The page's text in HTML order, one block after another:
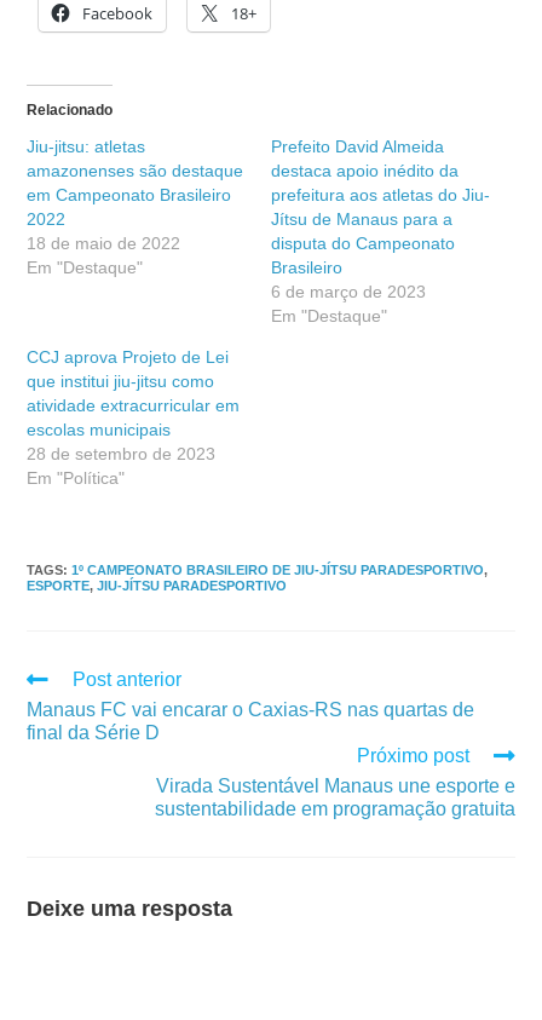
Facebook 18+
Relacionado
Jiu-jitsu: atletas
amazonenses são destaque
em Campeonato Brasileiro
2022
18 de maio de 2022
Em "Destaque"
Prefeito David Almeida
destaca apoio inédito da
prefeitura aos atletas do Jiu-
Jítsu de Manaus para a
disputa do Campeonato
Brasileiro
6 de março de 2023
Em "Destaque"
CCJ aprova Projeto de Lei
que institui jiu-jitsu como
atividade extracurricular em
escolas municipais
28 de setembro de 2023
Em "Política"
TAGS:1º CAMPEONATO BRASILEIRO DE JIU-JÍTSU PARADESPORTIVO,
ESPORTE, JIU-JÍTSU PARADESPORTIVO
Post anterior
Manaus FC vai encarar o Caxias-RS nas quartas de
final da Série D
Próximo post
Virada Sustentável Manaus une esporte e
sustentabilidade em programação gratuita
Deixe uma resposta